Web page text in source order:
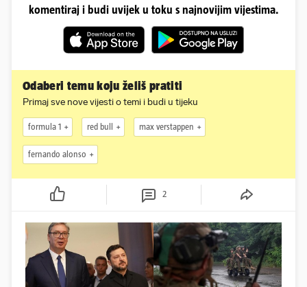
komentiraj i budi uvijek u toku s najnovijim vijestima.
Odaberi temu koju želiš pratiti
Primaj sve nove vijesti o temi i budi u tijeku
formula 1 red bull max verstappen
fernando alonso
2